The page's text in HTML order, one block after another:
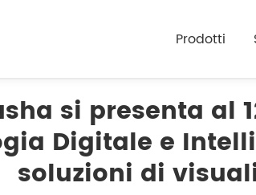
Prodotti
si presenta al
Digitale e
soluzioni di